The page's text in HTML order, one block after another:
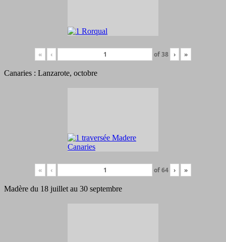
« ‹ of38 › »
Canaries : Lanzarote, octobre
« ‹ of64 › »
Madère du 18 juillet au 30 septembre